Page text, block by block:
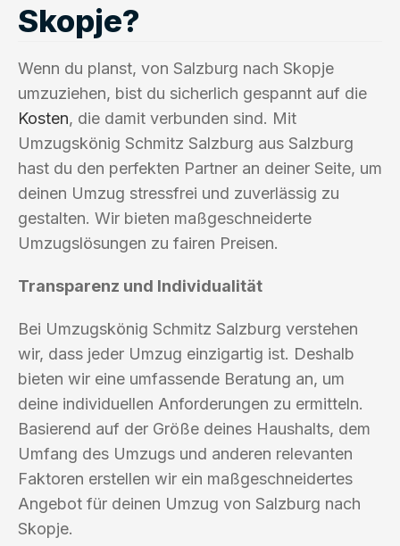
Skopje?
Wenn du planst, von Salzburg nach Skopje
umzuziehen, bist du sicherlich gespannt auf die
Kosten, die damit verbunden sind. Mit
Umzugskönig Schmitz Salzburg aus Salzburg
hast du den perfekten Partner an deiner Seite, um
deinen Umzug stressfrei und zuverlässig zu
gestalten. Wir bieten maßgeschneiderte
Umzugslösungen zu fairen Preisen.
Transparenz und Individualität
Bei Umzugskönig Schmitz Salzburg verstehen
wir, dass jeder Umzug einzigartig ist. Deshalb
bieten wir eine umfassende Beratung an, um
deine individuellen Anforderungen zu ermitteln.
Basierend auf der Größe deines Haushalts, dem
Umfang des Umzugs und anderen relevanten
Faktoren erstellen wir ein maßgeschneidertes
Angebot für deinen Umzug von Salzburg nach
Skopje.